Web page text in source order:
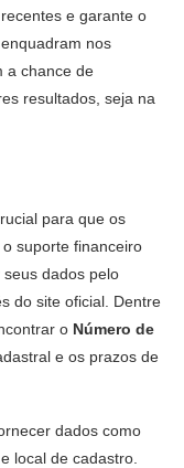
e garante o
nos
a chance de
resultados, seja na
para que os
suporte financeiro
dados pelo
do site oficial. Dentre
o Número de
e os prazos de
dados como
local de cadastro.